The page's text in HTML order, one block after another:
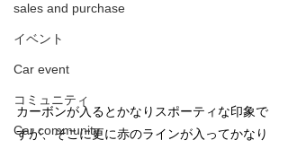
sales and purchase
イベント
Car event
コミュニティ
Car community
カーボンが入るとかなりスポーティな印象で
すが、そこに更に赤のラインが入ってかなり